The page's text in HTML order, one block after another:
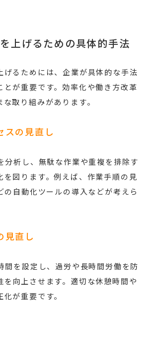
上げるための具体的手法
げるためには、企業が具体的な手法
とが重要です。効率化や働き方改革
な取り組みがあります。
スの見直し
分析し、無駄な作業や重複を排除す
を図ります。例えば、作業手順の見
の自動化ツールの導入などが考えら
見直し
間を設定し、過労や長時間労働を防
を向上させます。適切な休憩時間や
が重要です。